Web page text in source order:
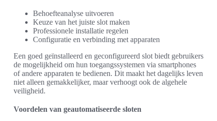
Behoefteanalyse uitvoeren
Keuze van het juiste slot maken
Professionele installatie regelen
Configuratie en verbinding met apparaten
Een goed geïnstalleerd en geconfigureerd slot biedt gebruikers
de mogelijkheid om hun toegangssystemen via smartphones
of andere apparaten te bedienen. Dit maakt het dagelijks leven
niet alleen gemakkelijker, maar verhoogt ook de algehele
veiligheid.
Voordelen van geautomatiseerde sloten